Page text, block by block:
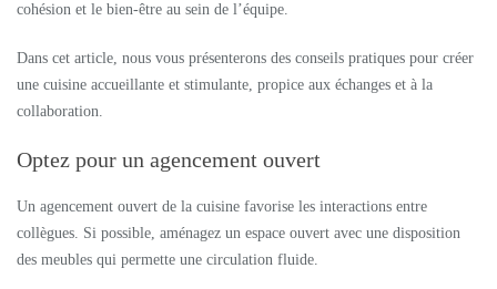
cohésion et le bien-être au sein de l’équipe.
Dans cet article, nous vous présenterons des conseils pratiques pour créer
une cuisine accueillante et stimulante, propice aux échanges et à la
collaboration.
Optez pour un agencement ouvert
Un agencement ouvert de la cuisine favorise les interactions entre
collègues. Si possible, aménagez un espace ouvert avec une disposition
des meubles qui permette une circulation fluide.